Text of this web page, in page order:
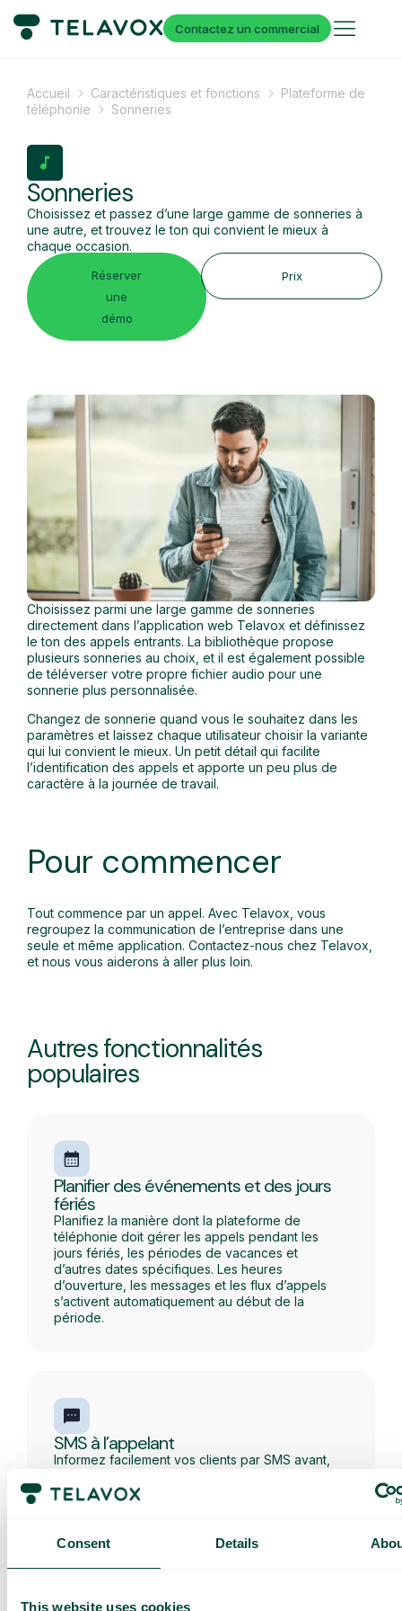
Consent Details
This website uses cookies
Contactez un commercial
Accueil Caractéristiques et fonctions
Plateforme de
téléphonie
Sonneries
Sonneries
Choisissez et passez d’une large gamme de sonneries à
une autre, et trouvez le ton qui convient le mieux à
chaque occasion.
Réserver
une
démo
Prix
Choisissez parmi une large gamme de sonneries
directement dans l’application web Telavox et définissez
le ton des appels entrants. La bibliothèque propose
plusieurs sonneries au choix, et il est également possible
de téléverser votre propre fichier audio pour une
sonnerie plus personnalisée.
Changez de sonnerie quand vous le souhaitez dans les
paramètres et laissez chaque utilisateur choisir la variante
qui lui convient le mieux. Un petit détail qui facilite
l’identification des appels et apporte un peu plus de
caractère à la journée de travail.
Pour commencer
Tout commence par un appel. Avec Telavox, vous
regroupez la communication de l’entreprise dans une
seule et même application. Contactez-nous chez Telavox,
et nous vous aiderons à aller plus loin.
Autres fonctionnalités
populaires
Planifier des événements et des jours
fériés
Planifiez la manière dont la plateforme de
téléphonie doit gérer les appels pendant les
jours fériés, les périodes de vacances et
d’autres dates spécifiques. Les heures
d’ouverture, les messages et les flux d’appels
s’activent automatiquement au début de la
période.
SMS à l’appelant
Informez facilement vos clients par SMS avant,